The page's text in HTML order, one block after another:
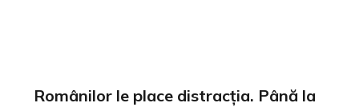
Românilor le place distracția. Până la